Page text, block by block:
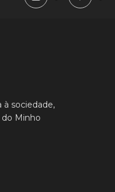
à sociedade,
Minho